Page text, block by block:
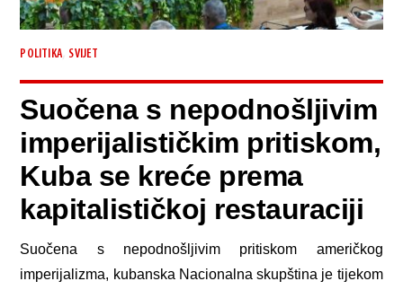
POLITIKA SVIJET
Suočena s nepodnošljivim
imperijalističkim pritiskom,
Kuba se kreće prema
kapitalističkoj restauraciji
Suočena s nepodnošljivim pritiskom američkog
imperijalizma, kubanska Nacionalna skupština je tijekom